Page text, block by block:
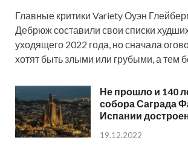
Главные критики Variety Оуэн
Дебрюж составили свои списки
уходящего 2022 года, но сначала
хотят быть злыми или грубыми, а тем
Не прошло и 140
собора Саграда
Испании
19.12.2022